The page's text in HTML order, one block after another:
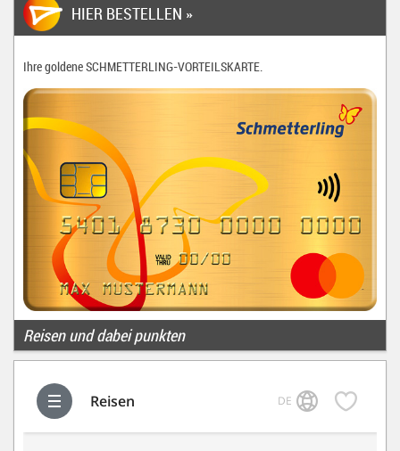
HIER BESTELLEN »
Ihre goldeneSCHMETTERLING-VORTEILSKARTE.
Reisen und dabei punkten